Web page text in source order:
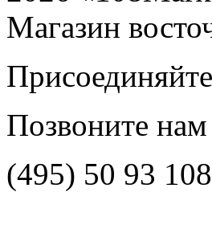
Магазин
Позвоните нам
(495) 50 93 108